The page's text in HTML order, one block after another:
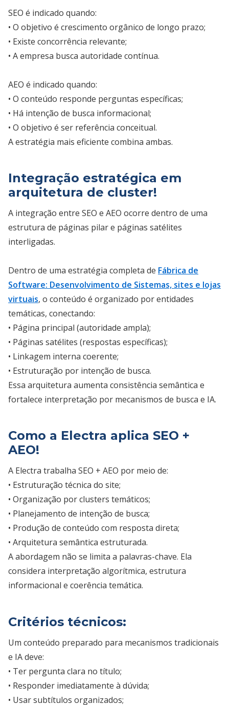
SEO é indicado quando:
• O objetivo é crescimento orgânico de longo prazo;
• Existe concorrência relevante;
• A empresa busca autoridade contínua.
AEO é indicado quando:
• O conteúdo responde perguntas específicas;
• Há intenção de busca informacional;
• O objetivo é ser referência conceitual.
A estratégia mais eficiente combina ambas.
Integração estratégica em
arquitetura de cluster!
A integração entre SEO e AEO ocorre dentro de uma
estrutura de páginas pilar e páginas satélites
interligadas.
Dentro de uma estratégia completa de Fábrica de
Software: Desenvolvimento de Sistemas, sites e lojas
virtuais, o conteúdo é organizado por entidades
temáticas, conectando:
• Página principal (autoridade ampla);
• Páginas satélites (respostas específicas);
• Linkagem interna coerente;
• Estruturação por intenção de busca.
Essa arquitetura aumenta consistência semântica e
fortalece interpretação por mecanismos de busca e IA.
Como a Electra aplica SEO +
AEO!
A Electra trabalha SEO + AEO por meio de:
• Estruturação técnica do site;
• Organização por clusters temáticos;
• Planejamento de intenção de busca;
• Produção de conteúdo com resposta direta;
• Arquitetura semântica estruturada.
A abordagem não se limita a palavras-chave. Ela
considera interpretação algorítmica, estrutura
informacional e coerência temática.
Critérios técnicos:
Um conteúdo preparado para mecanismos tradicionais
e IA deve:
• Ter pergunta clara no título;
• Responder imediatamente à dúvida;
• Usar subtítulos organizados;